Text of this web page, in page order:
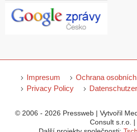
Impresum
Ochrana
Privacy Policy
© 2006 - 2026 Pressweb | Vytvořil
Consult s.r.o. |